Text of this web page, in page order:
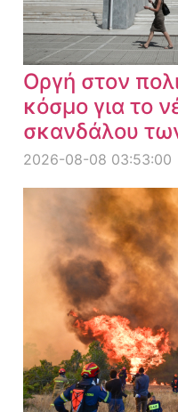
Οργή στον
κόσμο για το
σκανδάλου
2026-08-08 03:53:00